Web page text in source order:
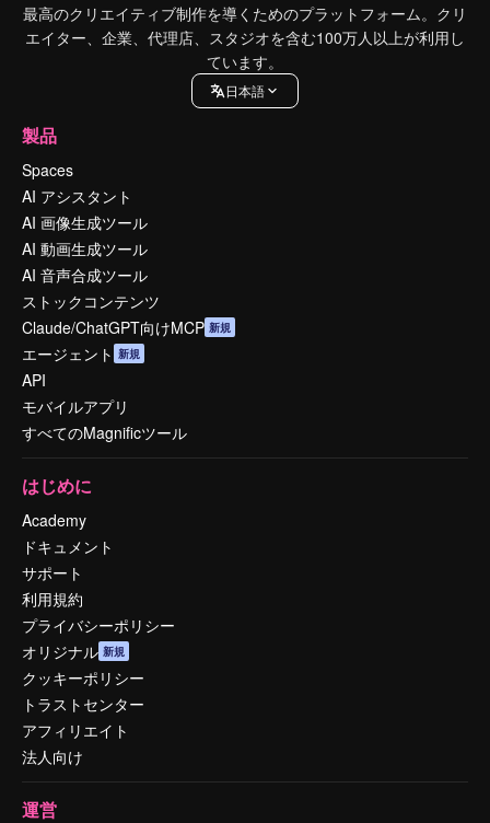
最高のクリエイティブ制作を導くためのプラットフォーム。クリ
エイター、企業、代理店、スタジオを含む100万人以上が利用し
ています。
日本語
製品
Spaces
AI アシスタント
AI 画像生成ツール
AI 動画生成ツール
AI 音声合成ツール
ストックコンテンツ
Claude/ChatGPT向けMCP 新規
エージェント 新規
API
モバイルアプリ
すべてのMagnificツール
はじめに
Academy
ドキュメント
サポート
利用規約
プライバシーポリシー
オリジナル 新規
クッキーポリシー
トラストセンター
アフィリエイト
法人向け
運営